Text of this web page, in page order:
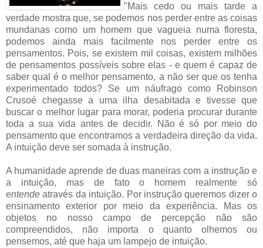
"Mais cedo ou mais tarde a
verdade mostra que, se podemos nos perder entre as coisas
mundanas como um homem que vagueia numa floresta,
podemos ainda mais facilmente nos perder entre os
pensamentos. Pois, se existem mil coisas, existem milhões
de pensamentos possíveis sobre elas - e quem é capaz de
saber qual é o melhor pensamento, a não ser que os tenha
experimentado todos? Se um náufrago como Robinson
Crusoé chegasse a uma ilha desabitada e tivesse que
buscar o melhor lugar para morar, poderia procurar durante
toda a sua vida antes de decidir. Não é só por meio do
pensamento que encontramos a verdadeira direção da vida.
A intuição deve ser somada à instrução.
A humanidade aprende de duas maneiras com a instrução e
a intuição, mas de fato o homem realmente só
entende através da intuição. Por instrução queremos dizer o
ensinamento exterior por meio da experiência. Mas os
objetos no nosso campo de percepção não são
compreendidos, não importa o quanto olhemos ou
pensemos, até que haja um lampejo de intuição.